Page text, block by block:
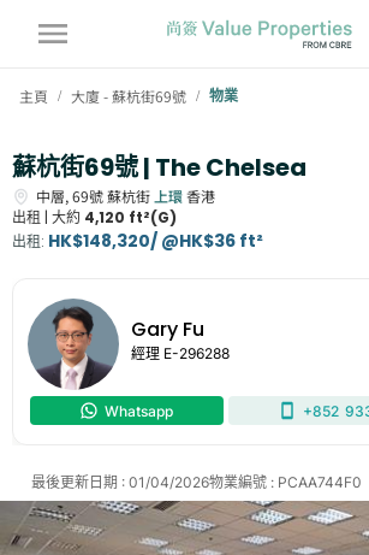
主頁 / 大廈 - 蘇杭街69號 / 物業
蘇杭街69號 | The Chelsea
中層,69號蘇杭街 上環香港
出租 | 大約 4,120 ft²(G)
出租: HK$148,320/ @HK$36 ft²
Gary Fu
經理 E-296288
Whatsapp +852
物業編號 : PCAA744F0
最後更新日期 : 01/04/2026